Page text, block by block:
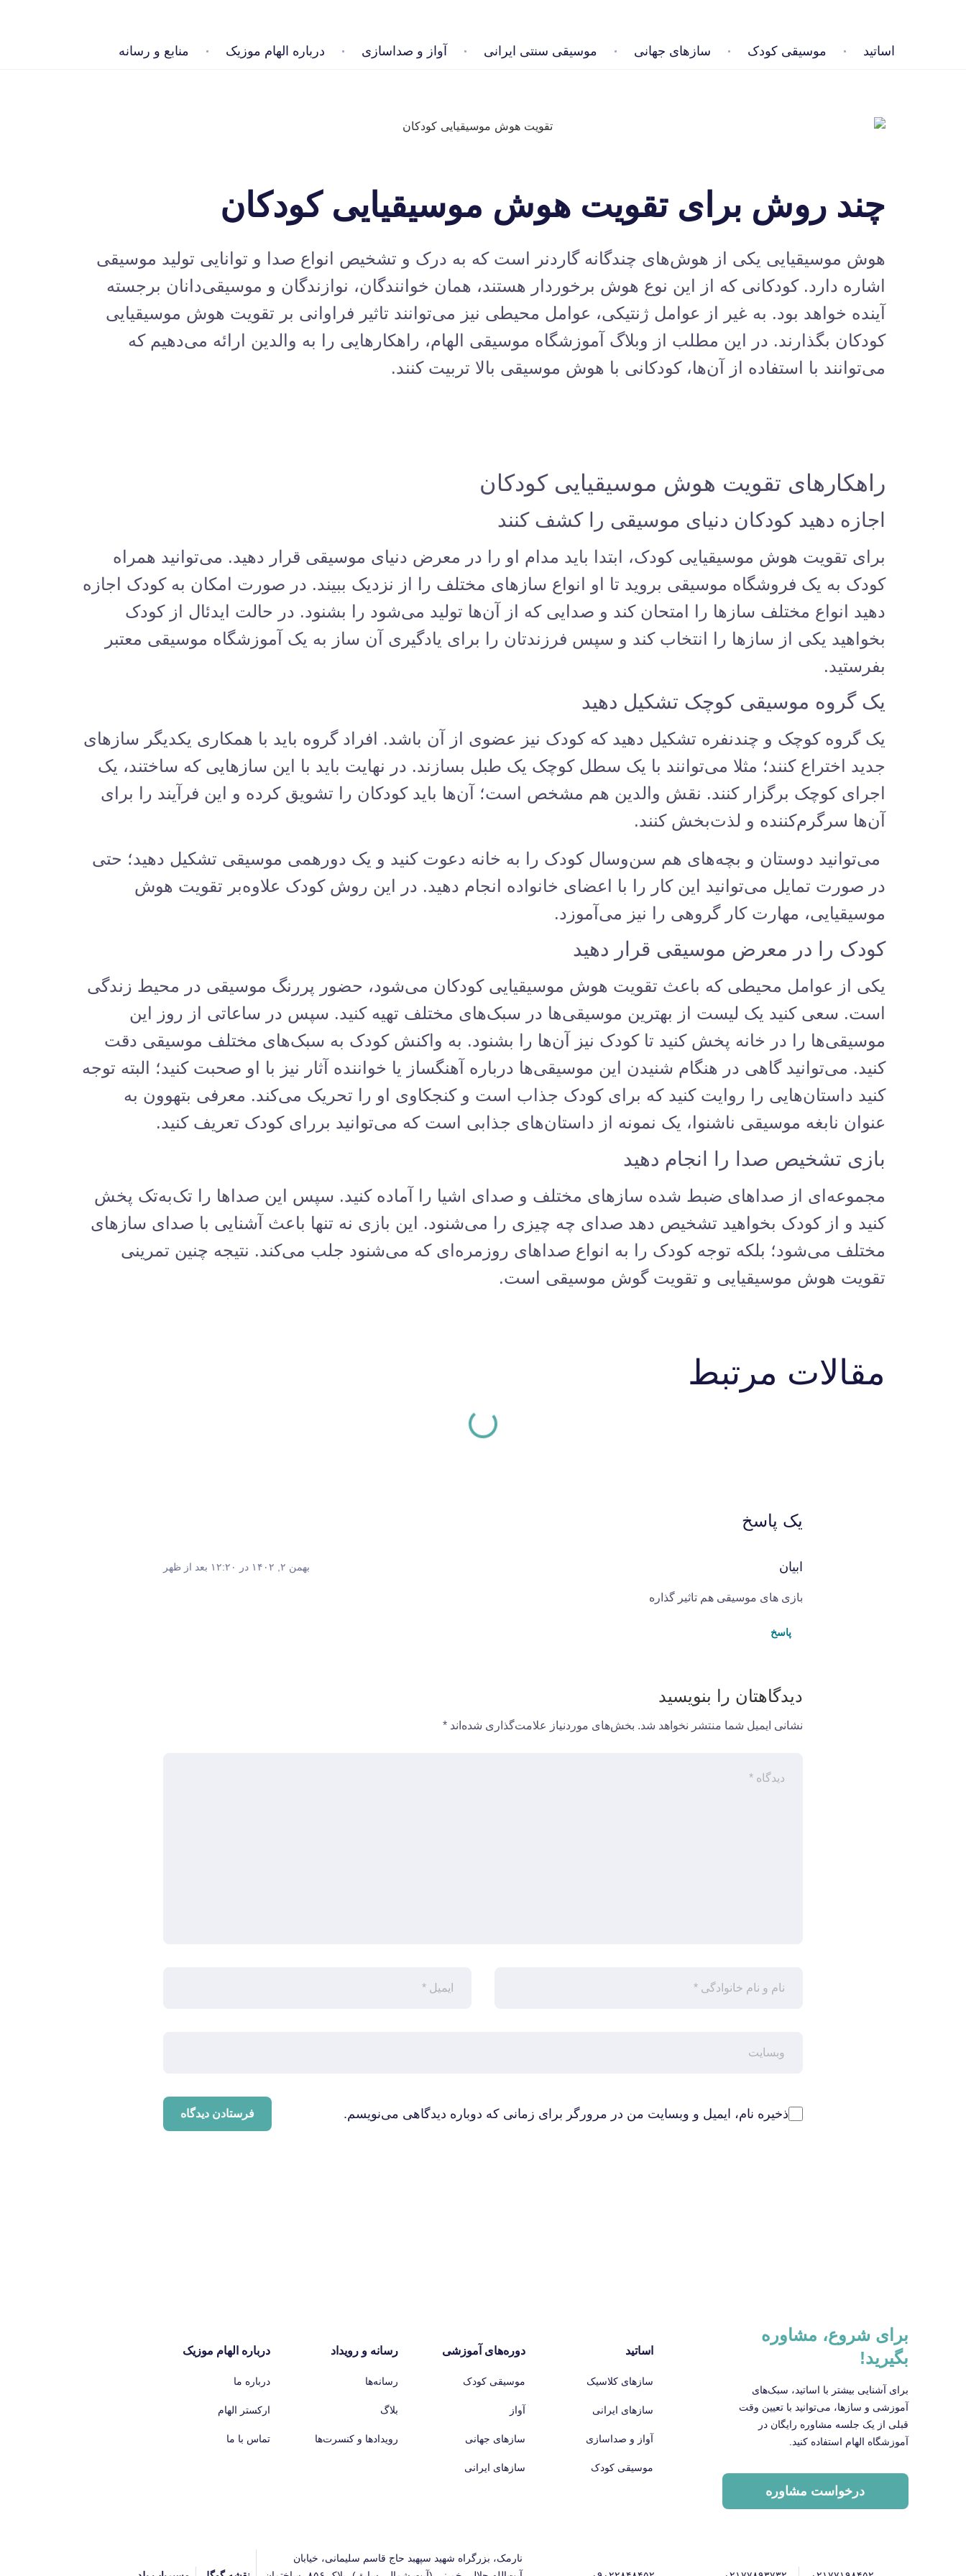
اساتید موسیقی کودک سازهای جهانی موسیقی سنتی ایرانی آواز و صداسازی درباره الهام موزیک منابع و رسانه
چند روش برای تقویت هوش موسیقیایی کودکان
هوش موسیقیایی یکی از هوش‌های چندگانه گاردنر است که به درک و تشخیص انواع صدا و توانایی تولید موسیقی
اشاره دارد. کودکانی که از این نوع هوش برخوردار هستند، همان خوانندگان، نوازندگان و موسیقی‌دانان برجسته
آینده خواهد بود. به غیر از عوامل ژنتیکی، عوامل محیطی نیز می‌توانند تاثیر فراوانی بر تقویت هوش موسیقیایی
کودکان بگذارند. در این مطلب از وبلاگ آموزشگاه موسیقی الهام، راهکارهایی را به والدین ارائه می‌دهیم که
می‌توانند با استفاده از آن‌ها، کودکانی با هوش موسیقی بالا تربیت کنند.
راهکارهای تقویت هوش موسیقیایی کودکان
اجازه دهید کودکان دنیای موسیقی را کشف کنند
برای تقویت هوش موسیقیایی کودک، ابتدا باید مدام او را در معرض دنیای موسیقی قرار دهید. می‌توانید همراه
کودک به یک فروشگاه موسیقی بروید تا او انواع سازهای مختلف را از نزدیک ببیند. در صورت امکان به کودک اجازه
دهید انواع مختلف سازها را امتحان کند و صدایی که از آن‌ها تولید می‌شود را بشنود. در حالت ایدئال از کودک
بخواهید یکی از سازها را انتخاب کند و سپس فرزندتان را برای یادگیری آن ساز به یک آموزشگاه موسیقی معتبر
بفرستید.
یک گروه موسیقی کوچک تشکیل دهید
یک گروه کوچک و چندنفره تشکیل دهید که کودک نیز عضوی از آن باشد. افراد گروه باید با همکاری یکدیگر سازهای
جدید اختراع کنند؛ مثلا می‌توانند با یک سطل کوچک یک طبل بسازند. در نهایت باید با این سازهایی که ساختند، یک
اجرای کوچک برگزار کنند. نقش والدین هم مشخص است؛ آن‌ها باید کودکان را تشویق کرده و این فرآیند را برای
آن‌ها سرگرم‌کننده و لذت‌بخش کنند.
می‌توانید دوستان و بچه‌های هم سن‌وسال کودک را به خانه دعوت کنید و یک دورهمی موسیقی تشکیل دهید؛ حتی
در صورت تمایل می‌توانید این کار را با اعضای خانواده انجام دهید. در این روش کودک علاوه‌بر تقویت هوش
موسیقیایی، مهارت کار گروهی را نیز می‌آموزد.
کودک را در معرض موسیقی قرار دهید
یکی از عوامل محیطی که باعث تقویت هوش موسیقیایی کودکان می‌شود، حضور پررنگ موسیقی در محیط زندگی
است. سعی کنید یک لیست از بهترین موسیقی‌ها در سبک‌های مختلف تهیه کنید. سپس در ساعاتی از روز این
موسیقی‌ها را در خانه پخش کنید تا کودک نیز آن‌ها را بشنود. به واکنش کودک به سبک‌های مختلف موسیقی دقت
کنید. می‌توانید گاهی در هنگام شنیدن این موسیقی‌ها درباره آهنگساز یا خواننده آثار نیز با او صحبت کنید؛ البته توجه
کنید داستان‌هایی را روایت کنید که برای کودک جذاب است و کنجکاوی او را تحریک می‌کند. معرفی بتهوون به
عنوان نابغه موسیقی ناشنوا، یک نمونه از داستان‌های جذابی است که می‌توانید بررای کودک تعریف کنید.
بازی تشخیص صدا را انجام دهید
مجموعه‌ای از صداهای ضبط شده سازهای مختلف و صدای اشیا را آماده کنید. سپس این صداها را تک‌به‌تک پخش
کنید و از کودک بخواهید تشخیص دهد صدای چه چیزی را می‌‌شنود. این بازی نه تنها باعث آشنایی با صدای سازهای
مختلف می‌شود؛ بلکه توجه کودک را به انواع صداهای روزمره‌ای که می‌شنود جلب می‌کند. نتیجه چنین تمرینی
تقویت هوش موسیقیایی و تقویت گوش موسیقی است.
مقالات مرتبط
یک پاسخ
ابیان بهمن ۲, ۱۴۰۲ در ۱۲:۲۰ بعد از ظهر
بازی های موسیقی هم تاثیر گذاره
پاسخ
دیدگاهتان را بنویسید
نشانی ایمیل شما منتشر نخواهد شد. بخش‌های موردنیاز علامت‌گذاری شده‌اند *
ذخیره نام، ایمیل و وبسایت من در مرورگر برای زمانی که دوباره دیدگاهی می‌نویسم.
برای شروع، مشاوره
بگیرید!
برای آشنایی بیشتر با اساتید، سبک‌های
آموزشی و سازها، می‌توانید با تعیین وقت
قبلی از یک جلسه مشاوره رایگان در
آموزشگاه الهام استفاده کنید.
درخواست مشاوره
اساتید
سازهای کلاسیک
سازهای ایرانی
آواز و صداسازی
موسیقی کودک
دوره‌های آموزشی
موسیقی کودک
آواز
سازهای جهانی
سازهای ایرانی
رسانه و رویداد
رسانه‌ها
بلاگ
رویدادها و کنسرت‌ها
درباره الهام موزیک
درباره ما
ارکستر الهام
تماس با ما
نارمک، بزرگراه شهید سپهبد حاج قاسم سلیمانی، خیابان